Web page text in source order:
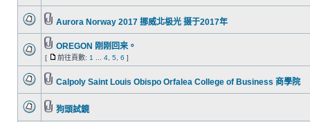
Aurora Norway 2017 挪威北极光 摄于2017年
OREGON 刚刚回来。
[ 前往頁數: 1 4 5 6 ]
Calpoly Saint Louis Obispo Orfalea College of Business 商學院
狗頭試鏡